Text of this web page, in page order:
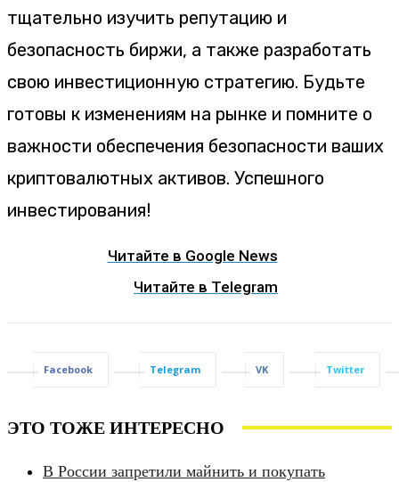
тщательно изучить репутацию и
безопасность биржи, а также разработать
свою инвестиционную стратегию. Будьте
готовы к изменениям на рынке и помните о
важности обеспечения безопасности ваших
криптовалютных активов. Успешного
инвестирования!
Читайте в Google News
Читайте в Telegram
Facebook Telegram VK Twitter
ЭТО ТОЖЕ ИНТЕРЕСНО
В России запретили майнить и покупать